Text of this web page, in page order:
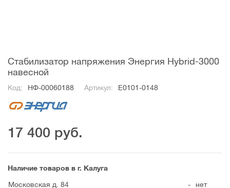
Стабилизатор напряжения Энергия Hybrid-3000
навесной
Код: НФ-00060188 Артикул: Е0101-0148
17 400 руб.
Наличие товаров в г. Калуга
Московская д. 84
-
нет